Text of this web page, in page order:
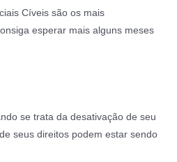
Cíveis são os mais
esperar mais alguns meses
se trata da desativação de seu
seus direitos podem estar sendo